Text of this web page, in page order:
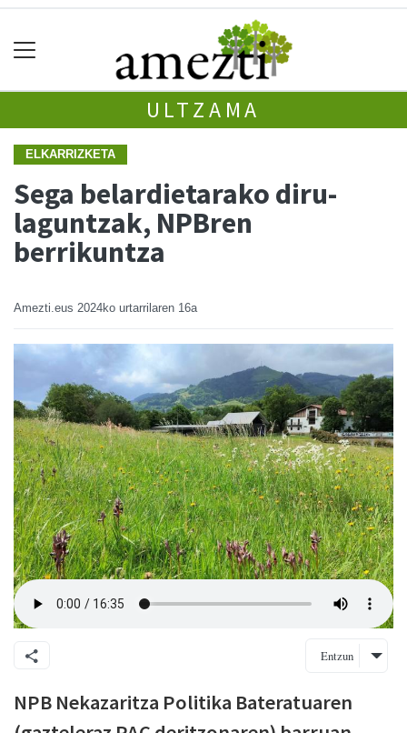
ULTZAMA
ELKARRIZKETA
Sega belardietarako diru-
laguntzak, NPBren
berrikuntza
Amezti.eus 2024ko urtarrilaren 16a
Entzun
NPB Nekazaritza Politika Bateratuaren